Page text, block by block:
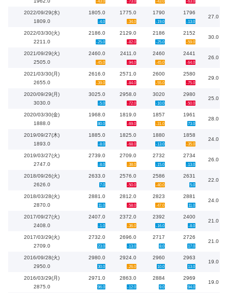
-43.0 -73.0 -43.0 -63.0
2022/09/29(水)
1809.0
1805.0
-4.0
1775.0
-34.0
1790
-19.0
1796
-13.0
27.0
2022/03/30(火)
2211.0
2186.0
-25.0
2129.0
-82.0
2186
-25.0
2152
-59.0
30.0
2021/09/29(火)
2505.0
2460.0
-45.0
2411.0
-94.0
2460
-45.0
2441
-64.0
26.0
2021/03/30(月)
2655.0
2616.0
-39.0
2571.0
-84.0
2600
-55.0
2580
-75.0
29.0
2020/09/29(月)
3030.0
3025.0
-5.0
2958.0
-72.0
3020
-10.0
2980
-50.0
25.0
2020/03/30(金)
1888.0
1968.0
80.0
1819.0
-69.0
1857
-31.0
1961
73.0
28.0
2019/09/27(木)
1893.0
1885.0
-8.0
1825.0
-68.0
1880
-13.0
1858
-35.0
24.0
2019/03/27(火)
2747.0
2739.0
-8.0
2709.0
-38.0
2732
-15.0
2734
-13.0
26.0
2018/09/26(火)
2626.0
2633.0
7.0
2576.0
-50.0
2586
-40.0
2631
5.0
22.0
2018/03/28(火)
2870.0
2881.0
11.0
2812.0
-58.0
2823
-47.0
2881
11.0
24.0
2017/09/27(火)
2408.0
2407.0
-1.0
2372.0
-36.0
2392
-16.0
2400
-8.0
21.0
2017/03/29(火)
2709.0
2732.0
23.0
2696.0
-13.0
2717
8.0
2726
17.0
21.0
2016/09/28(火)
2950.0
2980.0
30.0
2924.0
-26.0
2960
10.0
2963
13.0
19.0
2016/03/29(月)
2875.0
2971.0
96.0
2863.0
-12.0
2884
9.0
2969
94.0
19.0